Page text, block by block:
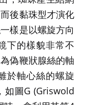
後黏珠型才演化
樣是以螺旋方向
下的樣貌非常不
偽鞭狀腺絲的軸
於軸心絲的螺旋
如圖G (Griswold